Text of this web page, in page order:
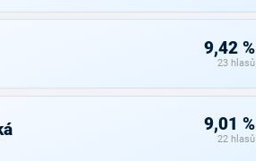
9,42 %
23 hlasů
9,01 %
22 hlasů